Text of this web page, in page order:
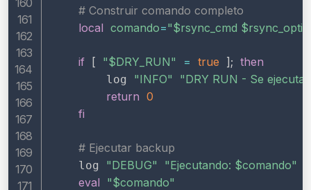
# Construir comando completo
local comando="$rsync_cmd
if [ "$DRY_RUN" = true ] ; then
        log
"INFO"
"DRY RUN - Se
return 0
fi
# Ejecutar backup
    log
"DEBUG" "Ejecutando: $comando"
eval "$comando"